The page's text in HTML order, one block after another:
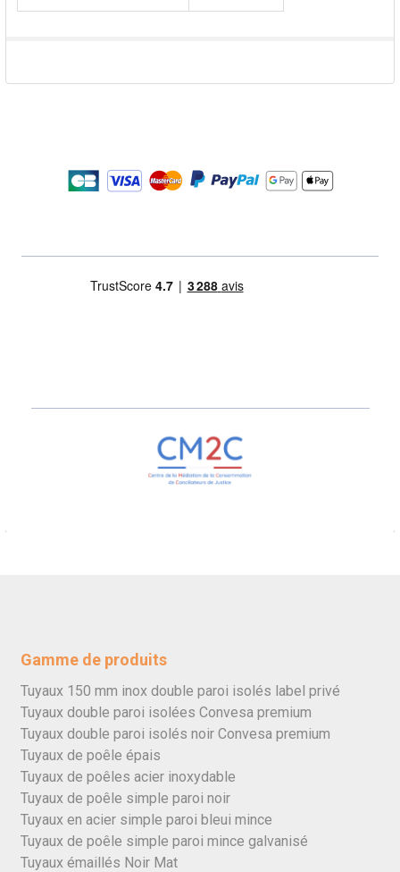
Gamme de produits
Tuyaux 150 mm inox double paroi isolés label privé
Tuyaux double paroi isolées Convesa premium
Tuyaux double paroi isolés noir Convesa premium
Tuyaux de poêle épais
Tuyaux de poêles acier inoxydable
Tuyaux de poêle simple paroi noir
Tuyaux en acier simple paroi bleui mince
Tuyaux de poêle simple paroi mince galvanisé
Tuyaux émaillés Noir Mat